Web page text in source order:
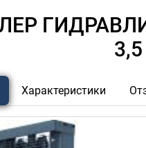
Характеристики